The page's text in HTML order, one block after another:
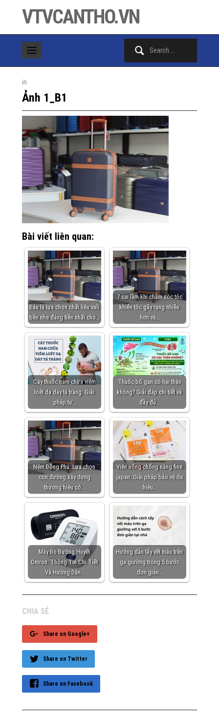
VTVCANTHO.VN
in
Ảnh 1_B1
Bài viết liên quan:
Đâu là lựa chọn chất liệu vali
bền nhẹ đáng tiền nhất cho…
7 sai lầm khi chăm sóc tóc
khiến tóc gãy rụng nhiều
hơn và…
Cây thuốc nam chữa viêm
loét dạ dày tá tràng: Giải
pháp tự…
Thuốc bổ gan có hại thận
không? Giải đáp chi tiết và
đầy đủ…
Nệm Đồng Phú: Lựa chọn
con đường xây dựng
thương hiệu có…
Viên uống chống nắng fine
japan: Giải pháp bảo vệ da
hiệu…
Máy Đo Đường Huyết
Omron: Thông Tin Chi Tiết
Và Hướng Dẫn…
Hướng dẫn tẩy vết máu trên
ga giường trong 5 bước
đơn giản…
CHIA SẺ
Share on Google+
Share on Twitter
Share on Facebook